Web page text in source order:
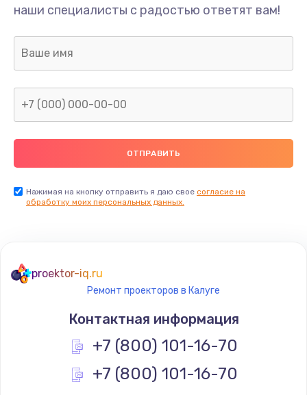
наши специалисты с радостью ответят вам!
Нажимая на кнопку отправить я даю свое согласие на
обработку моих персональных данных.
proektor-iq.ru
Ремонт проекторов в Калуге
Контактная информация
+7 (800) 101-16-70
+7 (800) 101-16-70